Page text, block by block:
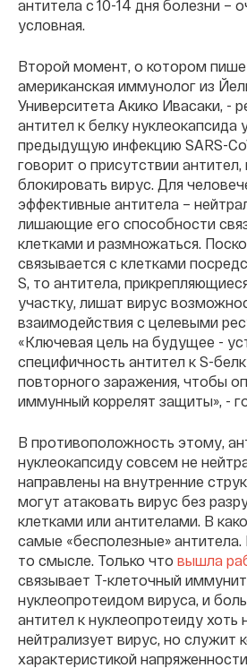
антитела с 10-14 дня болезни –
условная.
Второй момент, о котором
американская иммунолог из
Университета Акико Ивасаки, -
антител к белку нуклеокапсида
предыдущую инфекцию SARS-
говорит о присутствии
блокировать вирус. Для
эффективные антитела –
лишающие его способности
клетками и размножаться.
связывается с клетками
S, то антитела,
участку, лишат вирус
взаимодействия с целевыми
«Ключевая цель на будущее -
специфичность антител к S-
повторного заражения, чтобы
иммунный коррелят защиты», -
В противоположность этому,
нуклеокапсиду совсем не
направлены на внутренние
могут атаковать вирус без
клетками или антителами. В
самые «бесполезные»
то смысле. Только что вышла
связывает Т-клеточный
нуклеопротеидом вируса, и
антител к нуклеопротеиду хоть
нейтрализует вирус, но служит
характеристикой